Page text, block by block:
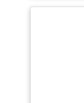
produits
un